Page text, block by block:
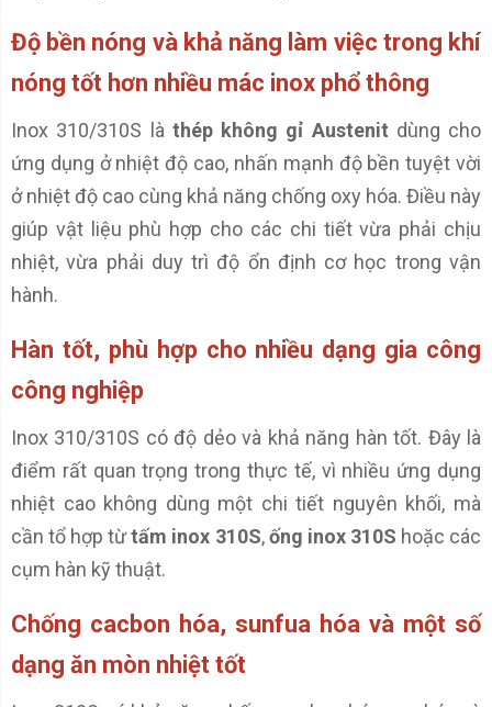
Độ bền nóng và khả năng làm việc trong khí
nóng tốt hơn nhiều mác inox phổ thông
Inox 310/310S là thép không gỉ Austenit dùng cho
ứng dụng ở nhiệt độ cao, nhấn mạnh độ bền tuyệt vời
ở nhiệt độ cao cùng khả năng chống oxy hóa. Điều này
giúp vật liệu phù hợp cho các chi tiết vừa phải chịu
nhiệt, vừa phải duy trì độ ổn định cơ học trong vận
hành.
Hàn tốt, phù hợp cho nhiều dạng gia công
công nghiệp
Inox 310/310S có độ dẻo và khả năng hàn tốt. Đây là
điểm rất quan trọng trong thực tế, vì nhiều ứng dụng
nhiệt cao không dùng một chi tiết nguyên khối, mà
cần tổ hợp từtấm inox 310S,ống inox 310S hoặc các
cụm hàn kỹ thuật.
Chống cacbon hóa, sunfua hóa và một số
dạng ăn mòn nhiệt tốt